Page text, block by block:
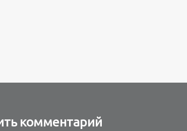
комментарий